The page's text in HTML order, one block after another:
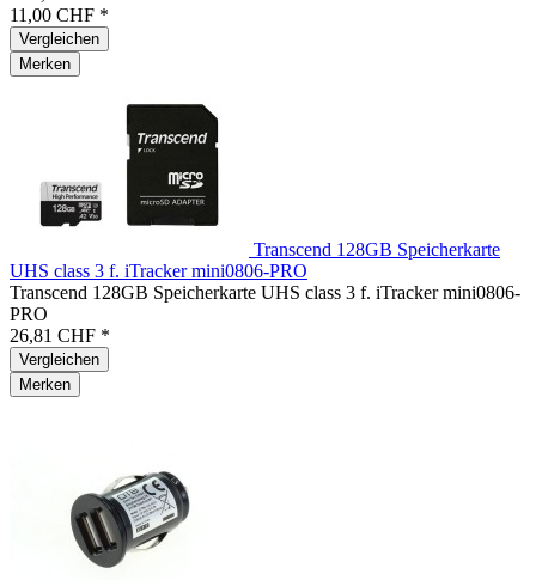
11,00 CHF *
Vergleichen
Merken
Transcend 128GB Speicherkarte
UHS class 3 f. iTracker mini0806-PRO
Transcend 128GB Speicherkarte UHS class 3 f. iTracker mini0806-
PRO
26,81 CHF *
Vergleichen
Merken